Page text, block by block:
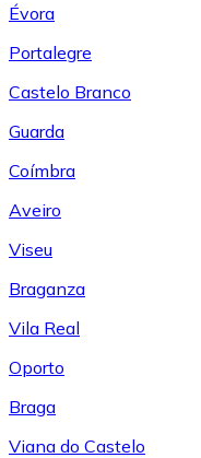
Évora
Portalegre
Castelo Branco
Guarda
Coímbra
Aveiro
Viseu
Braganza
Vila Real
Oporto
Braga
Viana do Castelo